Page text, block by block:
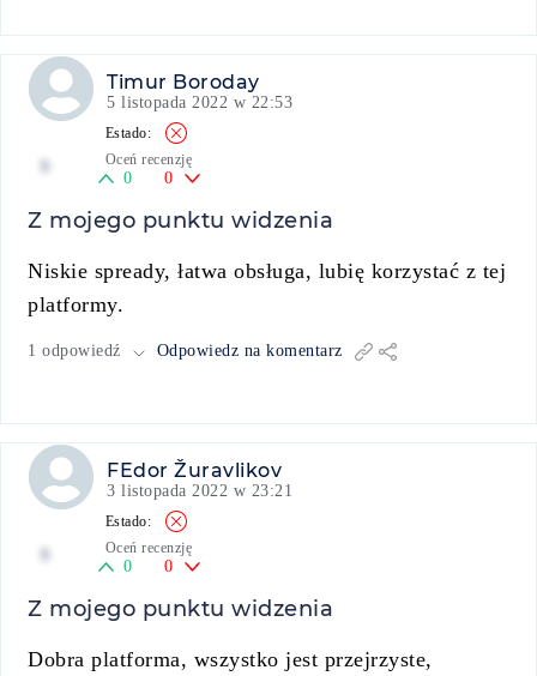
Timur Boroday
5 listopada 2022 w 22:53
Oceń recenzję
0 0
Z mojego punktu widzenia
Niskie spready, łatwa obsługa, lubię korzystać z tej
platformy.
1 odpowiedź Odpowiedz na komentarz
FEdor Žuravlikov
3 listopada 2022 w 23:21
Oceń recenzję
0 0
Z mojego punktu widzenia
Dobra platforma, wszystko jest przejrzyste,